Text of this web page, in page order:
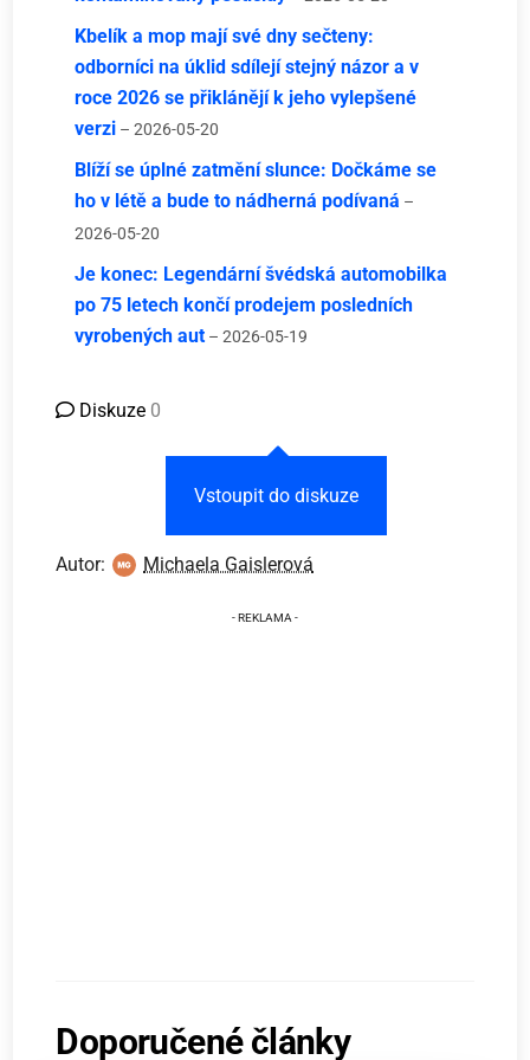
Kbelík a mop mají své dny sečteny:
odborníci na úklid sdílejí stejný názor a v
roce 2026 se přiklánějí k jeho vylepšené
verzi – 2026-05-20
Blíží se úplné zatmění slunce: Dočkáme se
ho v létě a bude to nádherná podívaná –
2026-05-20
Je konec: Legendární švédská automobilka
po 75 letech končí prodejem posledních
vyrobených aut – 2026-05-19
Diskuze 0
Vstoupit do diskuze
Autor: Michaela Gaislerová
Doporučené články